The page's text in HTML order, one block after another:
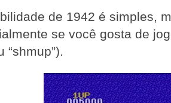
de 1942 é simples,
se você gosta de
“shmup”).